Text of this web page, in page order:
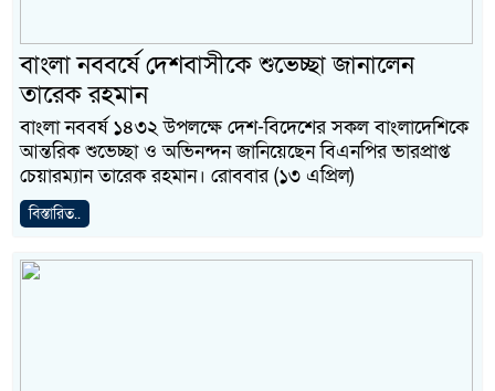
বাংলা নববর্ষে দেশবাসীকে শুভেচ্ছা জানালেন
তারেক রহমান
বাংলা নববর্ষ ১৪৩২ উপলক্ষে দেশ-বিদেশের সকল বাংলাদেশিকে
আন্তরিক শুভেচ্ছা ও অভিনন্দন জানিয়েছেন বিএনপির ভারপ্রাপ্ত
চেয়ারম্যান তারেক রহমান। রোববার (১৩ এপ্রিল)
বিস্তারিত..